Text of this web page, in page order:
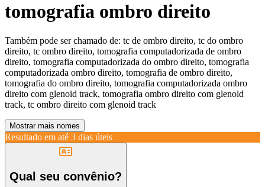
tomografia ombro direito
Também pode ser chamado de: tc de ombro direito, tc do ombro
direito, tc ombro direito, tomografia computadorizada de ombro
direito, tomografia computadorizada do ombro direito, tomografia
computadorizada ombro direito, tomografia de ombro direito,
tomografia do ombro direito, tomografia computadorizada ombro
direito com glenoid track, tomografia ombro direito com glenoid
track, tc ombro direito com glenoid track
Mostrar mais nomes
Resultado em até 3 dias úteis
Qual seu convênio?